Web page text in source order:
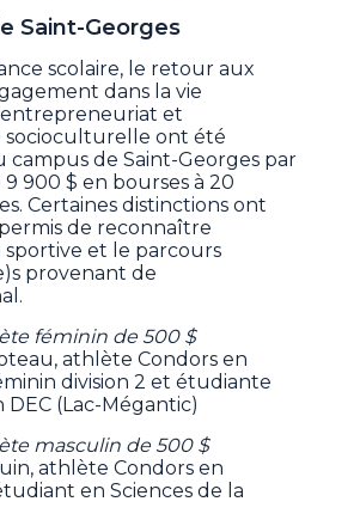
Saint-Georges
scolaire, le retour aux
dans la vie
et
socioculturelle ont été
campus de Saint-Georges par
9 900 $ en bourses à 20
Certaines distinctions ont
de reconnaître
sportive et le parcours
provenant de
féminin de 500 $
athlète Condors en
division 2 et étudiante
(Lac-Mégantic)
masculin de 500 $
athlète Condors en
en Sciences de la